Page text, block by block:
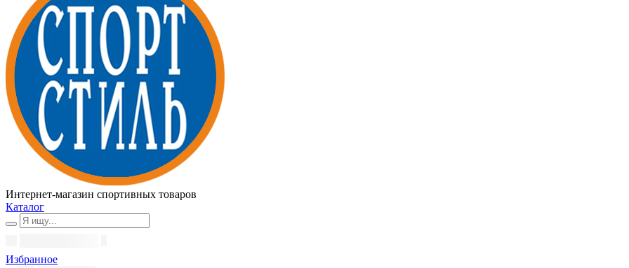
Интернет-магазин спортивных товаров
Каталог
Избранное